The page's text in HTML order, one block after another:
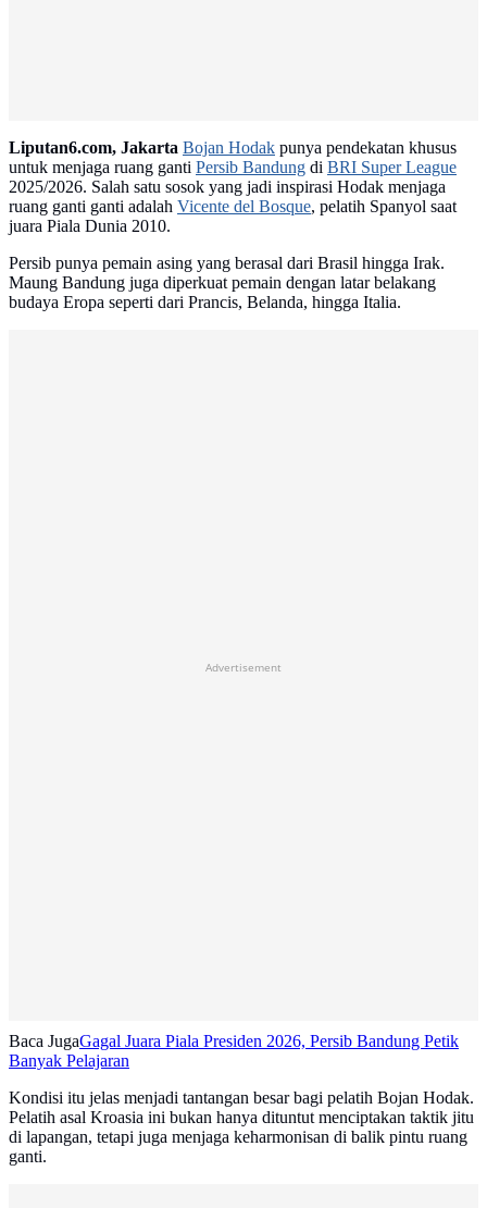
Liputan6.com, Jakarta Bojan Hodak punya pendekatan khusus
untuk menjaga ruang ganti Persib Bandung di BRI Super League
2025/2026. Salah satu sosok yang jadi inspirasi Hodak menjaga
ruang ganti ganti adalah Vicente del Bosque, pelatih Spanyol saat
juara Piala Dunia 2010.
Persib punya pemain asing yang berasal dari Brasil hingga Irak.
Maung Bandung juga diperkuat pemain dengan latar belakang
budaya Eropa seperti dari Prancis, Belanda, hingga Italia.
Advertisement
Baca JugaGagal Juara Piala Presiden 2026, Persib Bandung Petik
Banyak Pelajaran
Kondisi itu jelas menjadi tantangan besar bagi pelatih Bojan Hodak.
Pelatih asal Kroasia ini bukan hanya dituntut menciptakan taktik jitu
di lapangan, tetapi juga menjaga keharmonisan di balik pintu ruang
ganti.